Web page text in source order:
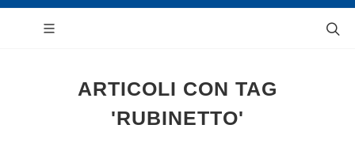
ARTICOLI CON TAG
'RUBINETTO'